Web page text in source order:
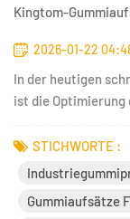
Kingtom-
2026-01-22
In der heutigen
ist die
was Effizienz,
sind die richtigen
STICHWORTE :
Gummiaufsätze